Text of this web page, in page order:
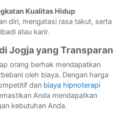
Kualitas Hidup
diri, mengatasi rasa takut, serta
atau karir.
Jogja yang Transparan
orang berhak mendapatkan
oleh biaya. Dengan harga
dan biaya hipnoterapi
Anda mendapatkan
kebutuhan Anda.